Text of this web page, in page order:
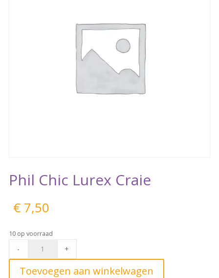
Phil Chic Lurex Craie
€7,50
10 op voorraad
Lurex
- +
Toevoegen aan winkelwagen